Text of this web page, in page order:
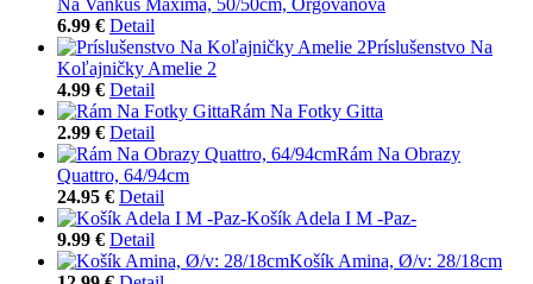
6.99 € Detail
Príslušenstvo Na
Koľajničky Amelie 2
4.99 € Detail
Rám Na Fotky Gitta
2.99 € Detail
Rám Na Obrazy
Quattro, 64/94cm
24.95 € Detail
Košík Adela I M -Paz-
9.99 € Detail
Košík Amina, Ø/v: 28/18cm